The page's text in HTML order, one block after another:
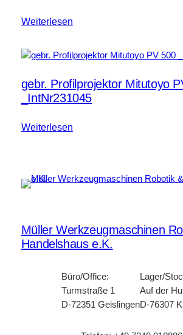
Weiterlesen
gebr. Profilprojektor Mitutoyo
_IntNr231045
Weiterlesen
Müller Werkzeugmaschinen
Handelshaus e.K.
Büro/Office:
Turmstraße 1
D-72351 Geislingen
Lager/
Auf der
D-76307